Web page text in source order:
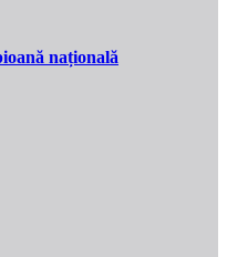
națională